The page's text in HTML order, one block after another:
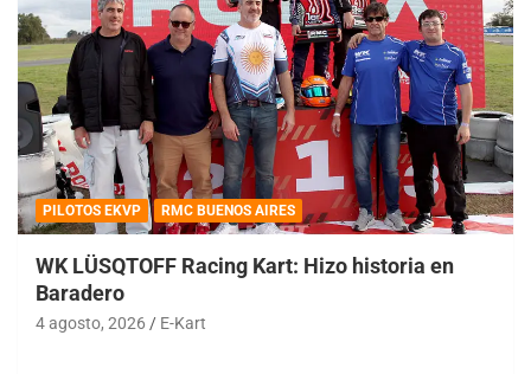
PILOTOS EKVP RMC BUENOS AIRES
WK LÜSQTOFF Racing Kart: Hizo historia en
Baradero
4 agosto, 2026 E-Kart